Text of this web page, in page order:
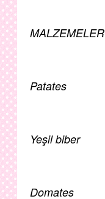
MALZEMELER
Patates
Yeşil biber
Domates